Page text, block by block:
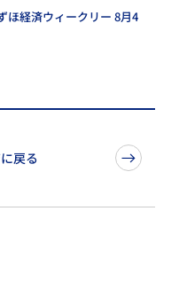
ほ経済ウィークリー 8月4
戻る